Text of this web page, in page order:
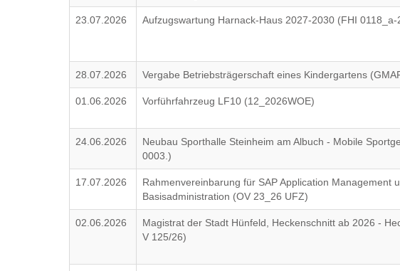
23.07.2026 Aufzugswartung Harnack-Haus 2027-2030 (FHI
28.07.2026 Vergabe Betriebsträgerschaft eines Kindergartens
01.06.2026 Vorführfahrzeug LF10 (12_2026WOE)
24.06.2026
Neubau Sporthalle Steinheim am Albuch - Mobile
0003.)
17.07.2026
Rahmenvereinbarung für SAP Application Management
Basisadministration (OV 23_26 UFZ)
02.06.2026
Magistrat der Stadt Hünfeld, Heckenschnitt ab 2026 -
V 125/26)